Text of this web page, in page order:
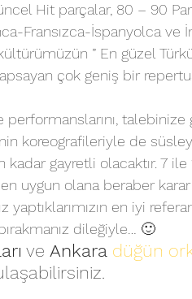
Hit parçalar, 80 – 90
Fransızca-İspanyolca ve
” En güzel
çok geniş bir
talebinize
koreografileriyle de
gayretli olacaktır. 7 ile
uygun olana beraber
yaptıklarımızın en iyi
dileğiyle… 🙂
ve Ankara düğün